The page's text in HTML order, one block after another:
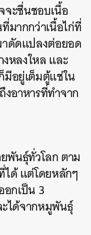
ะชื่นชอบเนื้อ
มากกว่าเนื้อไก่ที่
ดัดแปลงต่อยอด
หลงใหลและ
อยู่เต็มตู้แช่ใน
งอาหารที่ทำจาก
พันธุ์ทั่วโลกตาม
ได้แต่โดยหลักๆ
อกเป็น3
ได้จากหมูพันธุ์